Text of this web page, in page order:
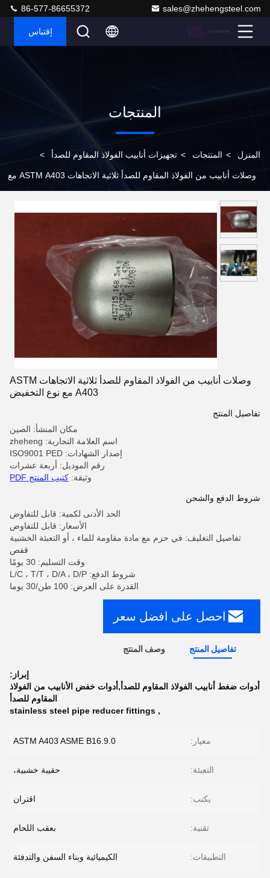
sales@zhehengsteel.com
86-577-86655372
إقتباس
المنتجات
المنزل > المنتجات > تجهيزات أنابيب الفولاذ المقاوم للصدأ >
وصلات أنابيب من الفولاذ المقاوم للصدأ ثلاثية الاتجاهات ASTM A403 مع
وصلات أنابيب من الفولاذ المقاوم للصدأ ثلاثية الاتجاهات ASTM
A403 مع نوع التخفيض
تفاصيل المنتج
مكان المنشأ: الصين
اسم العلامة التجارية: zheheng
إصدار الشهادات: ISO9001 PED
رقم الموديل: أربعة عشرات
وثيقة: كتيب المنتج PDF
شروط الدفع والشحن
الحد الأدنى لكمية: قابل للتفاوض
الأسعار: قابل للتفاوض
تفاصيل التغليف: في حزم مع مادة مقاومة للماء ، أو التعبئة الخشبية
قفص
وقت التسليم: 30 يومًا
شروط الدفع: L/C ، T/T ، D/A ، D/P
القدرة على العرض: 100 طن/30 يوما
احصل على افضل سعر
تفاصيل المنتج وصف المنتج
إبراز:
أدوات ضغط أنابيب الفولاذ المقاوم للصدأ,أدوات خفض الأنابيب من الفولاذ
المقاوم للصدأ
,
stainless steel pipe reducer fittings
معيار: ASTM A403 ASME B16.9.0
التعبئة: حقيبة خشبية،
يكتب: اقتران
تقنية: بعقب اللحام
التطبيقات: الكيميائية وبناء السفن والتدفئة